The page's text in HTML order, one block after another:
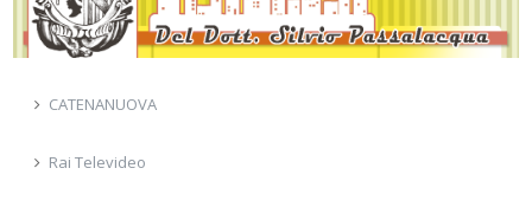
CATENANUOVA
Rai Televideo